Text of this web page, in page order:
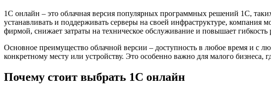
1С онлайн – это облачная версия популярных программных решений 1С,
устанавливать и поддерживать серверы на своей инфраструктуре, компания
фирмой, снижает затраты на техническое обслуживание и повышает гибкость
Основное преимущество облачной версии – доступность в любое время и с
конкретному месту или устройству. Это особенно важно для малого бизнеса,
Почему стоит выбрать 1С онлайн